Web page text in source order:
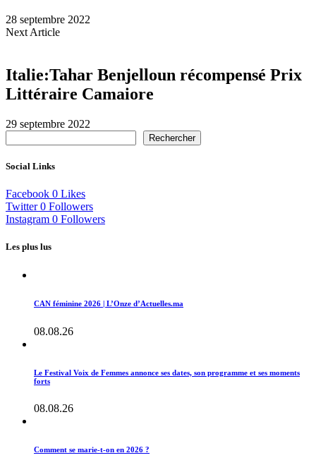
28 septembre 2022
Next Article
Italie:Tahar Benjelloun récompensé Prix
Littéraire Camaiore
29 septembre 2022
Rechercher
Social Links
Facebook 0 Likes
Twitter 0 Followers
Instagram 0 Followers
Les plus lus
CAN féminine 2026 | L’Onze d’Actuelles.ma
08.08.26
Le Festival Voix de Femmes annonce ses dates, son programme et ses moments
forts
08.08.26
Comment se marie-t-on en 2026 ?